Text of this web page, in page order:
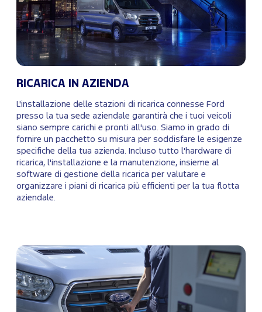
RICARICA IN AZIENDA
L'installazione delle stazioni di ricarica connesse Ford
presso la tua sede aziendale garantirà che i tuoi veicoli
siano sempre carichi e pronti all'uso. Siamo in grado di
fornire un pacchetto su misura per soddisfare le esigenze
specifiche della tua azienda. Incluso tutto l'hardware di
ricarica, l'installazione e la manutenzione, insieme al
software di gestione della ricarica per valutare e
organizzare i piani di ricarica più efficienti per la tua flotta
aziendale.